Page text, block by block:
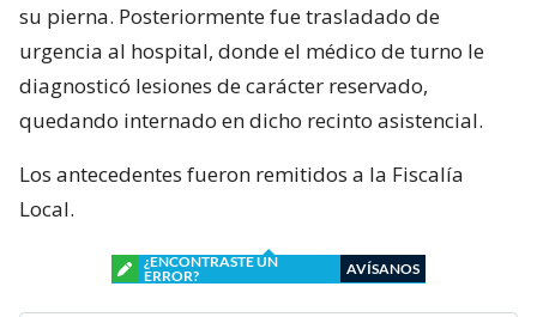
su pierna. Posteriormente fue trasladado de
urgencia al hospital, donde el médico de turno le
diagnosticó lesiones de carácter reservado,
quedando internado en dicho recinto asistencial.
Los antecedentes fueron remitidos a la Fiscalía
Local.
¿ENCONTRASTE UN
ERROR?
AVÍSANOS